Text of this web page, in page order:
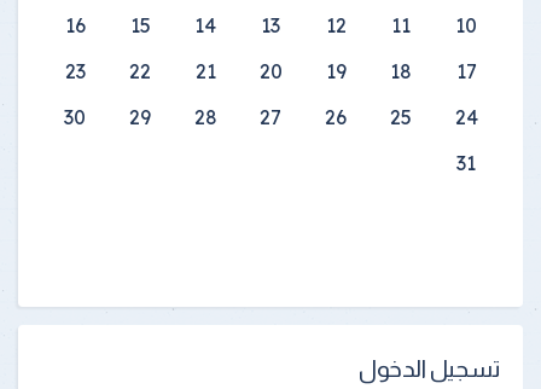
10
11
12
13
14
15
16
17
18
19
20
21
22
23
24
25
26
27
28
29
30
31
تسجيل الدخول